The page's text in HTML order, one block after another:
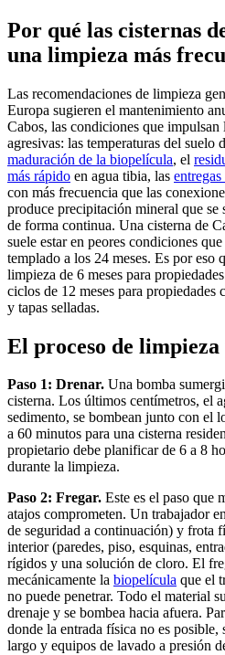
Por qué las cisternas
una limpieza más
Las recomendaciones de limpieza
Europa sugieren el mantenimiento
Cabos, las condiciones que
agresivas: las temperaturas del suelo
maduración de la biopelícula, el
más rápido en agua tibia, las
con más frecuencia que las
produce precipitación mineral que se
de forma continua. Una cisterna de
suele estar en peores condiciones
templado a los 24 meses. Es por eso
limpieza de 6 meses para
ciclos de 12 meses para propiedades
y tapas selladas.
El proceso de
Paso 1: Drenar. Una bomba
cisterna. Los últimos centímetros, el
sedimento, se bombean junto con el
a 60 minutos para una cisterna
propietario debe planificar de 6 a 8
durante la limpieza.
Paso 2: Fregar. Este es el paso que
atajos comprometen. Un trabajador
de seguridad a continuación) y frota
interior (paredes, piso, esquinas,
rígidos y una solución de cloro. El
mecánicamente la biopelícula que el
no puede penetrar. Todo el material
drenaje y se bombea hacia afuera.
donde la entrada física no es
largo y equipos de lavado a presión